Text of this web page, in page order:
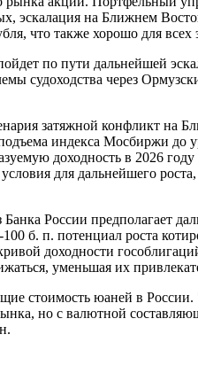
эскалация на Ближнем
что также хорошо для всех
по пути дальнейшей
судоходства через
затяжной конфликт на
индекса Мосбиржи
доходность в 2026
для дальнейшего
России предполагает
б. п. потенциал роста
доходности
уменьшая их
юаней в
но с валютной